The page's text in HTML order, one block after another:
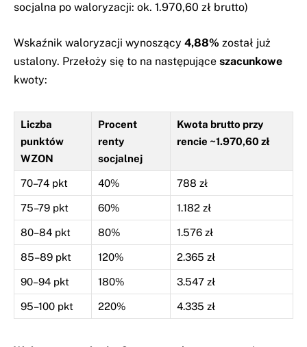
socjalna po waloryzacji: ok. 1.970,60 zł brutto)
Wskaźnik waloryzacji wynoszący 4,88% został już
ustalony. Przełoży się to na następujące szacunkowe
kwoty:
Liczba
punktów
WZON
Procent
renty
socjalnej
Kwota brutto przy
rencie ~1.970,60 zł
70–74 pkt 40% 788 zł
75–79 pkt 60% 1.182 zł
80–84 pkt 80% 1.576 zł
85–89 pkt 120% 2.365 zł
90–94 pkt 180% 3.547 zł
95–100 pkt 220% 4.335 zł